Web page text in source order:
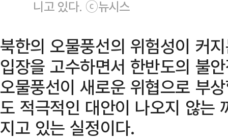
니고 있다. ⓒ뉴시스
북한의 오물풍선의 위험성이 커
입장을 고수하면서 한반도의 불
오물풍선이 새로운 위협으로 부
도 적극적인 대안이 나오지 않는
지고 있는 실정이다.